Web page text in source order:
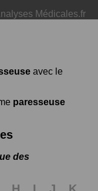
Médicales.fr
avec le
paresseuse
des